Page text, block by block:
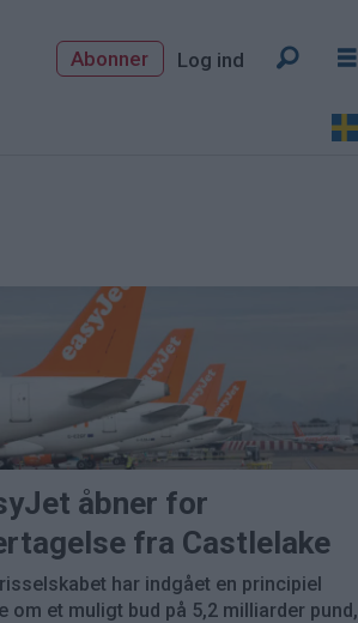
Abonner Log ind
åbner for
fra Castlelake
har indgået en principiel
om et muligt bud på 5,2 milliarder pund,